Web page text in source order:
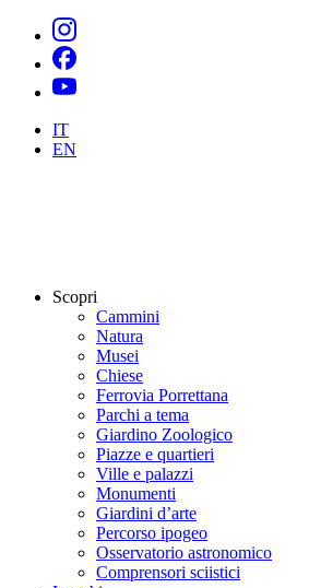
IT
EN
Scopri
Cammini
Natura
Musei
Chiese
Ferrovia Porrettana
Parchi a tema
Giardino Zoologico
Piazze e quartieri
Ville e palazzi
Monumenti
Giardini d’arte
Percorso ipogeo
Osservatorio astronomico
Comprensori sciistici